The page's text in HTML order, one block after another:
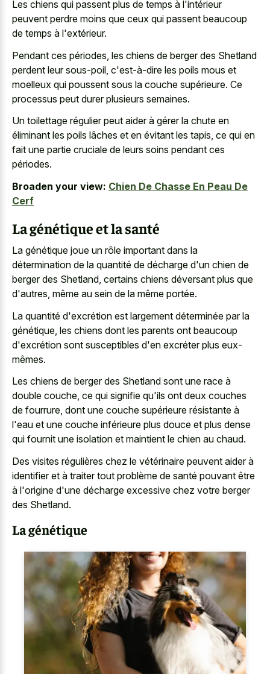
Les chiens qui passent plus de temps à l'intérieur
peuvent perdre moins que ceux qui passent beaucoup
de temps à l'extérieur.
Pendant ces périodes, les chiens de berger des Shetland
perdent leur sous-poil, c'est-à-dire les poils mous et
moelleux qui poussent sous la couche supérieure. Ce
processus peut durer plusieurs semaines.
Un toilettage régulier peut aider à gérer la chute en
éliminant les poils lâches et en évitant les tapis, ce qui en
fait une partie cruciale de leurs soins pendant ces
périodes.
Broaden your view: Chien De Chasse En Peau De
Cerf
La génétique et la santé
La génétique joue un rôle important dans la
détermination de la quantité de décharge d'un chien de
berger des Shetland, certains chiens déversant plus que
d'autres, même au sein de la même portée.
La quantité d'excrétion est largement déterminée par la
génétique, les chiens dont les parents ont beaucoup
d'excrétion sont susceptibles d'en excréter plus eux-
mêmes.
Les chiens de berger des Shetland sont une race à
double couche, ce qui signifie qu'ils ont deux couches
de fourrure, dont une couche supérieure résistante à
l'eau et une couche inférieure plus douce et plus dense
qui fournit une isolation et maintient le chien au chaud.
Des visites régulières chez le vétérinaire peuvent aider à
identifier et à traiter tout problème de santé pouvant être
à l'origine d'une décharge excessive chez votre berger
des Shetland.
La génétique